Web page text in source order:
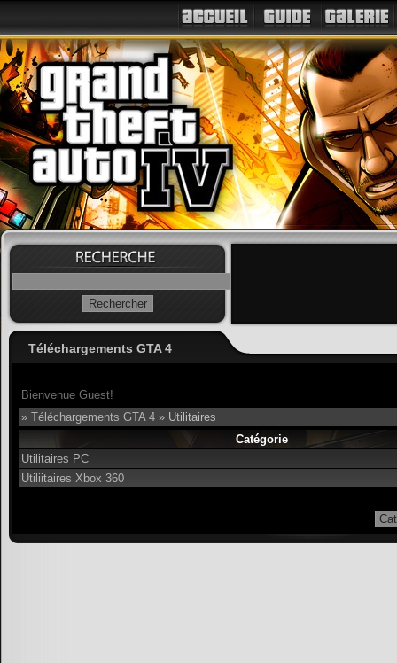
Téléchargements GTA 4
Bienvenue Guest!
» Téléchargements GTA 4 » Utilitaires
Catégorie
Utilitaires PC
Utiliitaires Xbox 360